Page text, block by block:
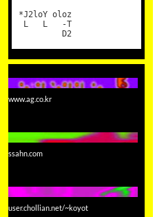
*J2loY oloz
L L -T
D2
www.ag.co.kr
ssahn.com
user.chollian.net/~koyot